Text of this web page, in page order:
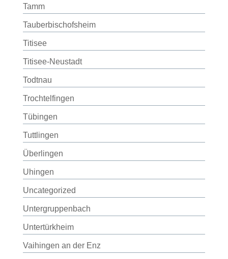
Tamm
Tauberbischofsheim
Titisee
Titisee-Neustadt
Todtnau
Trochtelfingen
Tübingen
Tuttlingen
Überlingen
Uhingen
Uncategorized
Untergruppenbach
Untertürkheim
Vaihingen an der Enz